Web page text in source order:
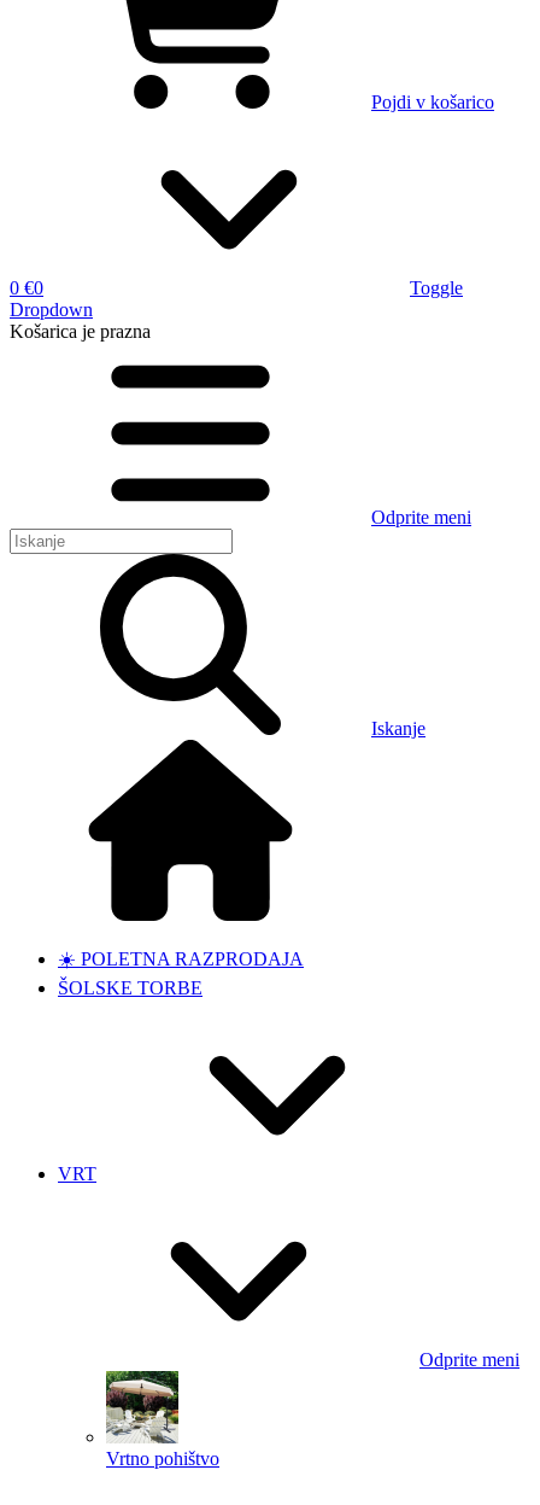
Pojdi v košarico
0 €0
Toggle
Dropdown
Košarica je prazna
Odprite meni
Iskanje
☀️ POLETNA RAZPRODAJA
ŠOLSKE TORBE
VRT
Odprite meni
Vrtno pohištvo